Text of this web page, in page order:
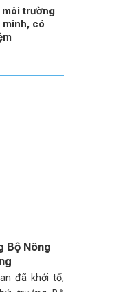
trường
minh, có
Bộ Nông
đã khởi tố,